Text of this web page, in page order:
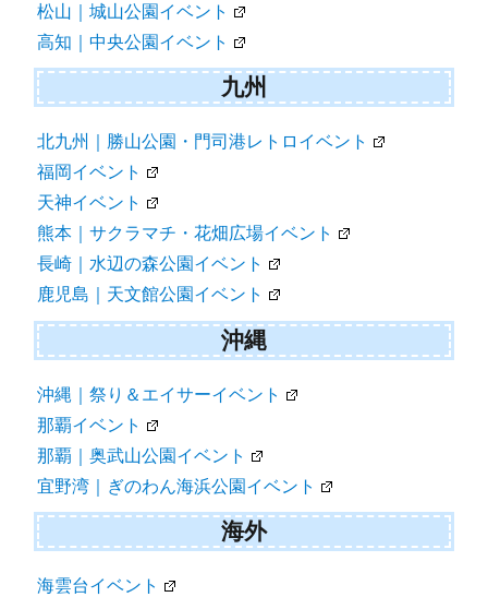
松山｜城山公園イベント
高知｜中央公園イベント
九州
北九州｜勝山公園・門司港レトロイベント
福岡イベント
天神イベント
熊本｜サクラマチ・花畑広場イベント
長崎｜水辺の森公園イベント
鹿児島｜天文館公園イベント
沖縄
沖縄｜祭り＆エイサーイベント
那覇イベント
那覇｜奥武山公園イベント
宜野湾｜ぎのわん海浜公園イベント
海外
海雲台イベント